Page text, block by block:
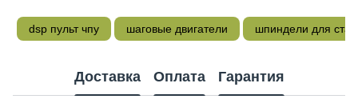
dsp пульт чпу шаговые двигатели шпиндели для
Доставка Оплата Гарантия